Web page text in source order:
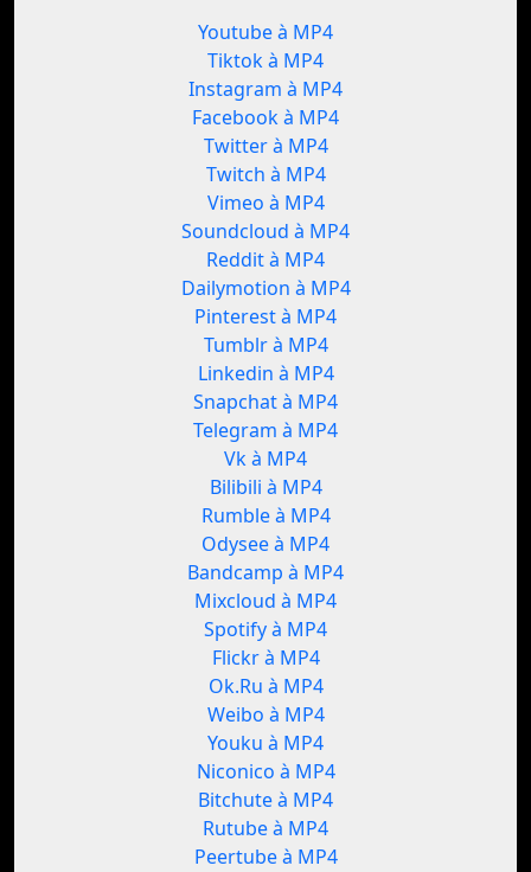
Youtube à MP4
Tiktok à MP4
Instagram à MP4
Facebook à MP4
Twitter à MP4
Twitch à MP4
Vimeo à MP4
Soundcloud à MP4
Reddit à MP4
Dailymotion à MP4
Pinterest à MP4
Tumblr à MP4
Linkedin à MP4
Snapchat à MP4
Telegram à MP4
Vk à MP4
Bilibili à MP4
Rumble à MP4
Odysee à MP4
Bandcamp à MP4
Mixcloud à MP4
Spotify à MP4
Flickr à MP4
Ok.Ru à MP4
Weibo à MP4
Youku à MP4
Niconico à MP4
Bitchute à MP4
Rutube à MP4
Peertube à MP4